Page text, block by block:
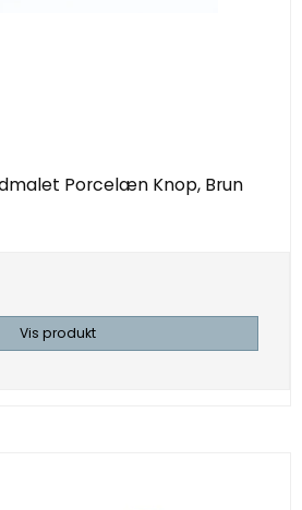
Porcelæn Knop, Brun
Vis produkt